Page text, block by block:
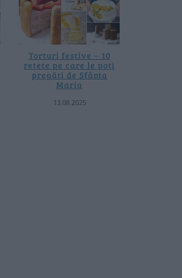
Torturi festive – 10
rețete pe care le poți
pregăti de Sfânta
Maria
13.08.2025